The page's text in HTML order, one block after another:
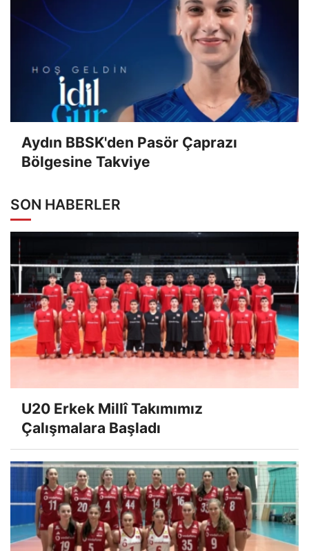
Aydın BBSK'den Pasör Çaprazı
Bölgesine Takviye
SON HABERLER
U20 Erkek Millî Takımımız
Çalışmalara Başladı